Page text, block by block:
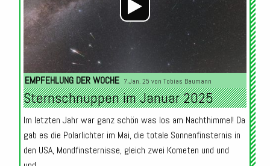
EMPFEHLUNG DER WOCHE 7.Jan. 25 von Tobias Baumann
Sternschnuppen im Januar 2025
Im letzten Jahr war ganz schön was los am Nachthimmel! Da
gab es die Polarlichter im Mai, die totale Sonnenfinsternis in
den USA, Mondfinsternisse, gleich zwei Kometen und und